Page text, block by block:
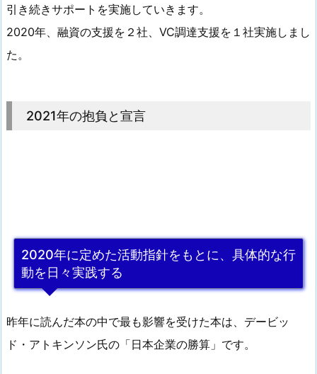
引き続きサポートを実施していきます。
2020年、融資の支援を２社、VC調達支援を１社実施しまし
た。
2021年の抱負と宣言
2020年に定めた活動指針をもとに、具体的な行
動を日々実践する
昨年に読んだ本の中で最も影響を受けた本は、デービッ
ド・アトキンソン氏の「日本企業の勝算」です。